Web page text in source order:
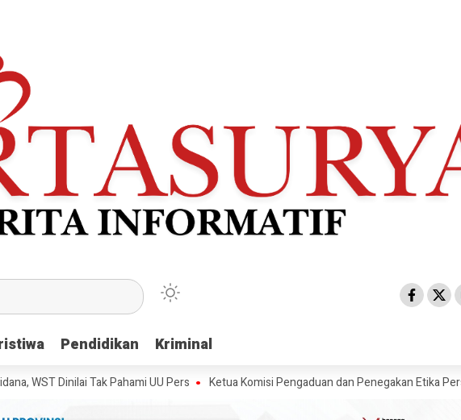
Pendidikan Kriminal
Pendidikan Kriminal
Tak Pahami UU Pers Ketua Komisi Pengaduan dan Penegakan Etika Pers Angkat